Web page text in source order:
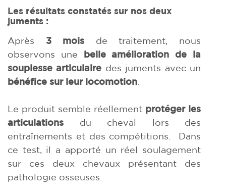
Les résultats constatés sur nos deux
juments :
Après 3 mois de traitement, nous
observons une belle amélioration de la
souplesse articulaire des juments avec un
bénéfice sur leur locomotion
Le produit semble réellement protéger les
articulations du cheval lors des
entraînements et des compétitions. Dans
ce test, il a apporté un réel soulagement
sur ces deux chevaux présentant des
pathologie osseuses.